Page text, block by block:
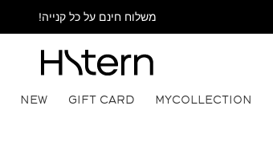
משלוח חינם על כל קנייה!
MYCOLLECTION
GIFT CARD
NEW